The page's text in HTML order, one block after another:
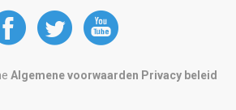
at at
Algemene voorwaarden Privacy beleid